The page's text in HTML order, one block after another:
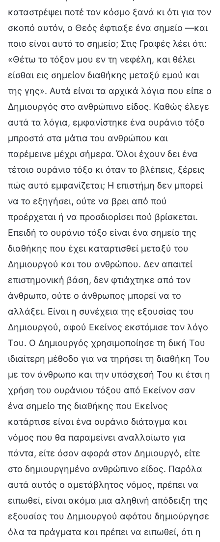
καταστρέψει ποτέ τον κόσμο ξανά κι ότι για τον
σκοπό αυτόν, ο Θεός έφτιαξε ένα σημείο —και
ποιο είναι αυτό το σημείο; Στις Γραφές λέει ότι:
«Θέτω το τόξον μου εν τη νεφέλη, και θέλει
είσθαι εις σημείον διαθήκης μεταξύ εμού και
της γης». Αυτά είναι τα αρχικά λόγια που είπε ο
Δημιουργός στο ανθρώπινο είδος. Καθώς έλεγε
αυτά τα λόγια, εμφανίστηκε ένα ουράνιο τόξο
μπροστά στα μάτια του ανθρώπου και
παρέμεινε μέχρι σήμερα. Όλοι έχουν δει ένα
τέτοιο ουράνιο τόξο κι όταν το βλέπεις, ξέρεις
πώς αυτό εμφανίζεται; Η επιστήμη δεν μπορεί
να το εξηγήσει, ούτε να βρει από πού
προέρχεται ή να προσδιορίσει πού βρίσκεται.
Επειδή το ουράνιο τόξο είναι ένα σημείο της
διαθήκης που έχει καταρτισθεί μεταξύ του
Δημιουργού και του ανθρώπου. Δεν απαιτεί
επιστημονική βάση, δεν φτιάχτηκε από τον
άνθρωπο, ούτε ο άνθρωπος μπορεί να το
αλλάξει. Είναι η συνέχεια της εξουσίας του
Δημιουργού, αφού Εκείνος εκστόμισε τον λόγο
Του. Ο Δημιουργός χρησιμοποίησε τη δική Του
ιδιαίτερη μέθοδο για να τηρήσει τη διαθήκη Του
με τον άνθρωπο και την υπόσχεσή Του κι έτσι η
χρήση του ουράνιου τόξου από Εκείνον σαν
ένα σημείο της διαθήκης που Εκείνος
κατάρτισε είναι ένα ουράνιο διάταγμα και
νόμος που θα παραμείνει αναλλοίωτο για
πάντα, είτε όσον αφορά στον Δημιουργό, είτε
στο δημιουργημένο ανθρώπινο είδος. Παρόλα
αυτά αυτός ο αμετάβλητος νόμος, πρέπει να
ειπωθεί, είναι ακόμα μια αληθινή απόδειξη της
εξουσίας του Δημιουργού αφότου δημιούργησε
όλα τα πράγματα και πρέπει να ειπωθεί, ότι η